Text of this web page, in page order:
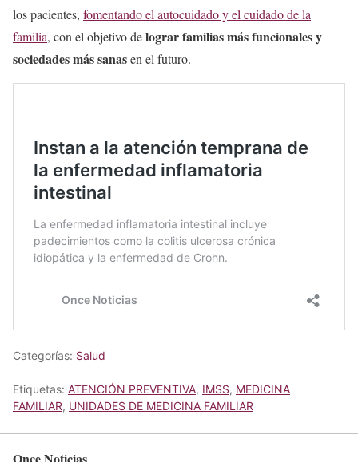
los pacientes, fomentando el autocuidado y el cuidado de la
familia, con el objetivo delograr familias más funcionales y
sociedades más sanasen el futuro.
Categorías: Salud
Etiquetas: ATENCIÓN PREVENTIVA, IMSS, MEDICINA
FAMILIAR, UNIDADES DE MEDICINA FAMILIAR